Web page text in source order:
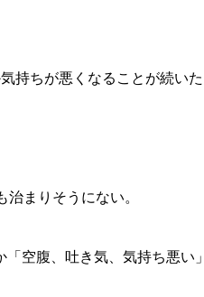
持ちが悪くなることが続いた
まりそうにない。
空腹、吐き気、気持ち悪い